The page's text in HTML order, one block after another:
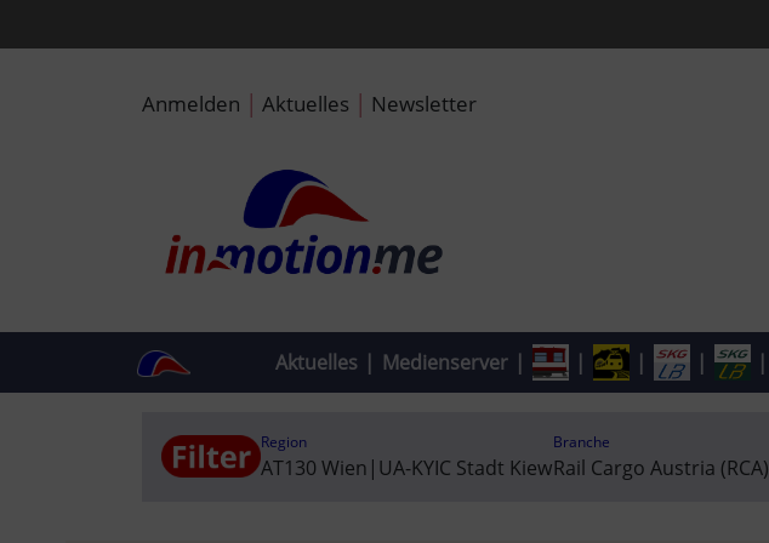
Anmelden | Aktuelles | Newsletter
Aktuelles | Medienserver | | | | |
Region
AT130 Wien | UA-KYIC Stadt Kiew
Branche
Rail Cargo Austria (RCA)